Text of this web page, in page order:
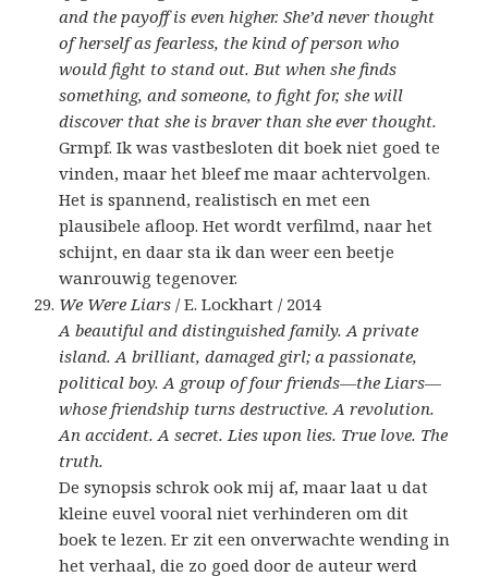
and the payoff is even higher. She’d never thought
of herself as fearless, the kind of person who
would fight to stand out. But when she finds
something, and someone, to fight for, she will
discover that she is braver than she ever thought.
Grmpf. Ik was vastbesloten dit boek niet goed te
vinden, maar het bleef me maar achtervolgen.
Het is spannend, realistisch en met een
plausibele afloop. Het wordt verfilmd, naar het
schijnt, en daar sta ik dan weer een beetje
wanrouwig tegenover.
We Were Liars / E. Lockhart / 2014
A beautiful and distinguished family. A private
island. A brilliant, damaged girl; a passionate,
political boy. A group of four friends—the Liars—
whose friendship turns destructive. A revolution.
An accident. A secret. Lies upon lies. True love. The
truth.
De synopsis schrok ook mij af, maar laat u dat
kleine euvel vooral niet verhinderen om dit
boek te lezen. Er zit een onverwachte wending in
het verhaal, die zo goed door de auteur werd